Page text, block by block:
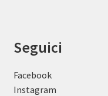
Seguici
Facebook
Instagram